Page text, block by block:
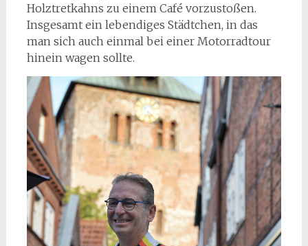
Holztretkahns zu einem Café vorzustoßen.
Insgesamt ein lebendiges Städtchen, in das
man sich auch einmal bei einer Motorradtour
hinein wagen sollte.